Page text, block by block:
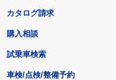
カタログ請求
購入相談
試乗車検索
車検/点検/整備予約